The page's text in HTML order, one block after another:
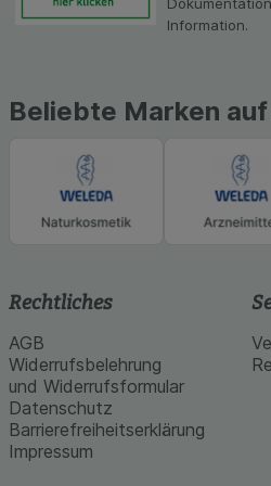
Information.
Beliebte Marken
Rechtliches
AGB
Widerrufsbelehrung
und Widerrufsformular
Datenschutz
Barrierefreiheitserklärung
Impressum